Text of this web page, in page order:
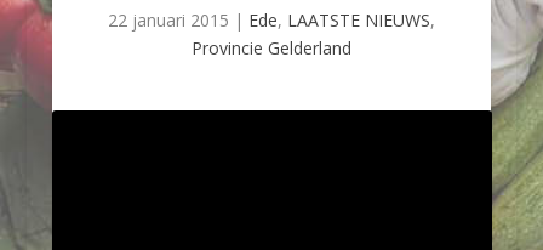
22 januari 2015 | Ede, LAATSTE NIEUWS,
Provincie Gelderland